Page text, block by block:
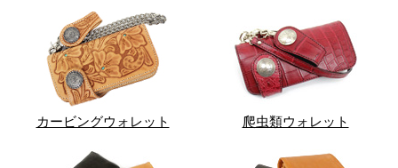
カービングウォレット 爬虫類ウォレット